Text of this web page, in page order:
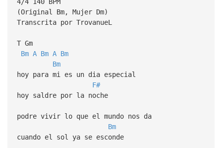
(Original Bm, Mujer Dm)
Transcrita por TrovanueL
T Gm
Bm A Bm A Bm
Bm
hoy para mi es un dia especial
F#
hoy saldre por la noche
podre vivir lo que el mundo nos da
Bm
cuando el sol ya se esconde